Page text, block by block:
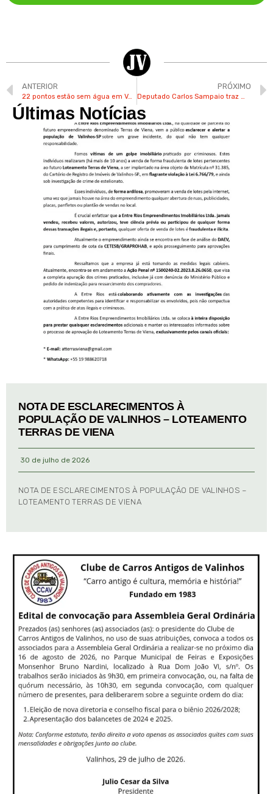
ANTERIOR
22 pontos estão sem água em Valinhos nesta 5ª-feira
PRÓXIMO
Deputado Carlos Sampaio traz mais R$ 450 mil em recursos para Valinhos
Últimas Notícias
NOTA DE ESCLARECIMENTOS À
POPULAÇÃO DE VALINHOS – LOTEAMENTO
TERRAS DE VIENA
30 de julho de 2026
NOTA DE ESCLARECIMENTOS À POPULAÇÃO DE VALINHOS –
LOTEAMENTO TERRAS DE VIENA